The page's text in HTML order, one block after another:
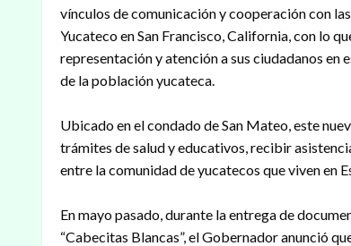
vínculos de comunicación y cooperación con
Yucateco en San Francisco, California, con lo
representación y atención a sus ciudadanos en
de la población yucateca.
Ubicado en el condado de San Mateo, este
trámites de salud y educativos, recibir
entre la comunidad de yucatecos que viven en
En mayo pasado, durante la entrega de
“Cabecitas Blancas”, el Gobernador anunció